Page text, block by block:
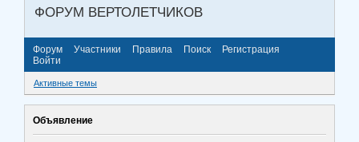
ФОРУМ ВЕРТОЛЕТЧИКОВ
Форум Участники Правила Поиск
Регистрация
Войти
Активные темы
Объявление